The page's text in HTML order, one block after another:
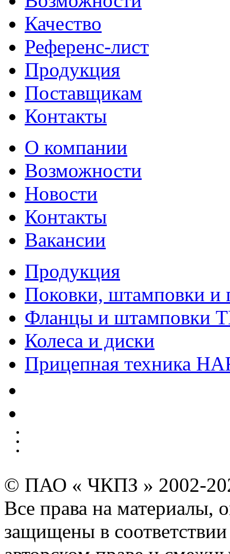
Качество
Референс-лист
Продукция
Поставщикам
Контакты
О компании
Возможности
Новости
Контакты
Вакансии
Продукция
Поковки, штамповки и
Фланцы и штамповки
Колеса и диски
Прицепная техника
© ПАО « ЧКПЗ » 2002-
Все права на материалы,
защищены в соответствии